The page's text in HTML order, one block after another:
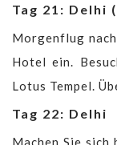
Tag 21: Delhi
Morgenflug
Hotel ein.
Lotus Tempel.
Tag 22: Delhi
Machen Sie